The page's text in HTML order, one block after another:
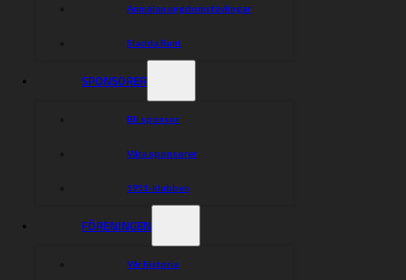
Anmälan ungdomstävlingar
Sladda Runt
SPONSORER
Bli sponsor
Våra sponsorer
1951-klubben
FÖRENINGEN
Vår historia